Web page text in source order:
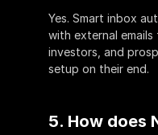
Yes. Smart inbox
with external emails
investors, and
setup on their end.
5. How does